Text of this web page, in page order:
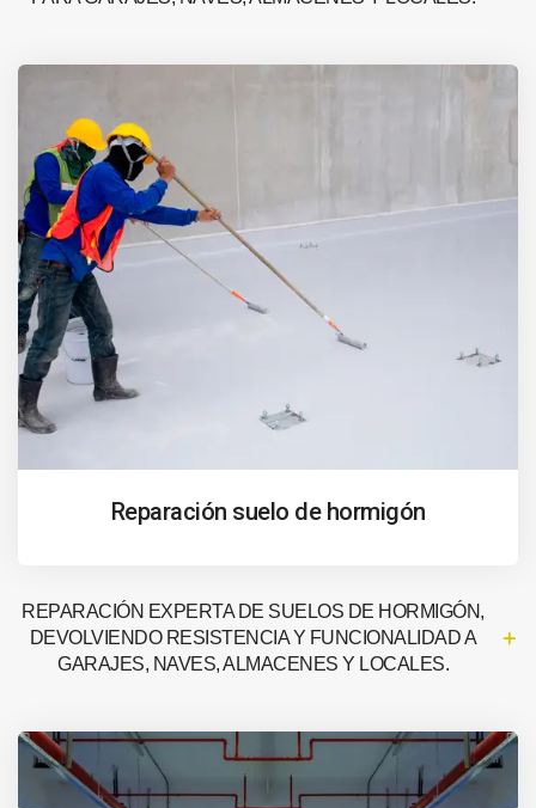
Reparación suelo de hormigón
REPARACIÓN EXPERTA DE SUELOS DE HORMIGÓN,
DEVOLVIENDO RESISTENCIA Y FUNCIONALIDAD A
GARAJES, NAVES, ALMACENES Y LOCALES.